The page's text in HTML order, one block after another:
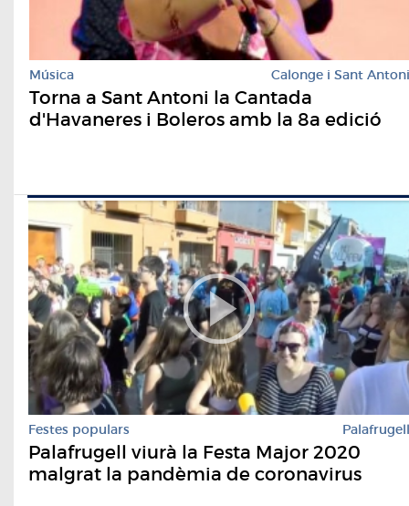
Música Calonge i Sant Antoni
Torna a Sant Antoni la Cantada
d'Havaneres i Boleros amb la 8a edició
Festes populars Palafrugell
Palafrugell viurà la Festa Major 2020
malgrat la pandèmia de coronavirus